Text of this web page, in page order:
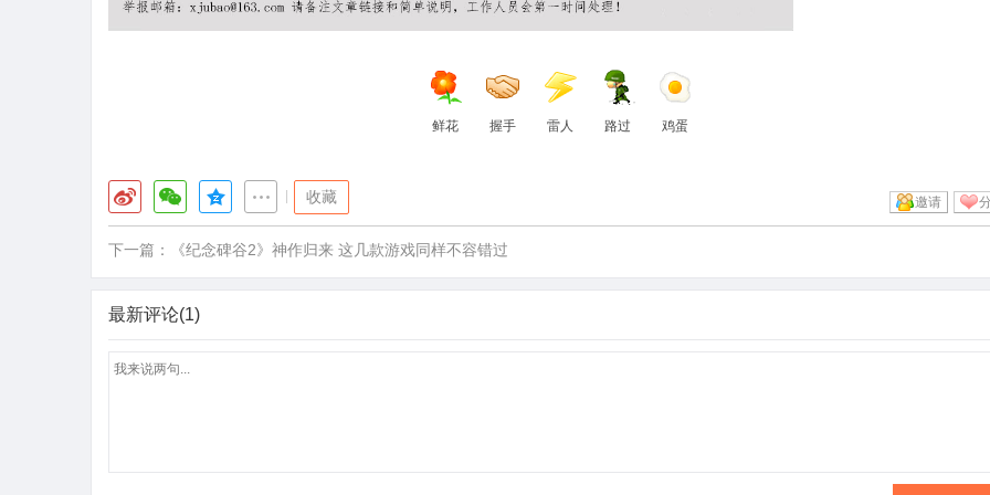
鲜花 握手 雷人 路过 鸡蛋
收藏 邀请
下一篇： 《纪念碑谷2》神作归来 这几款游戏同样不容错过
最新评论(1)